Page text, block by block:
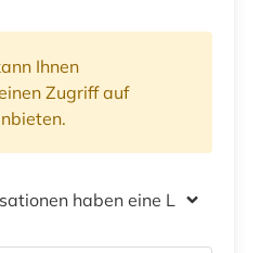
Ihnen
Zugriff auf
haben eine Lizenz